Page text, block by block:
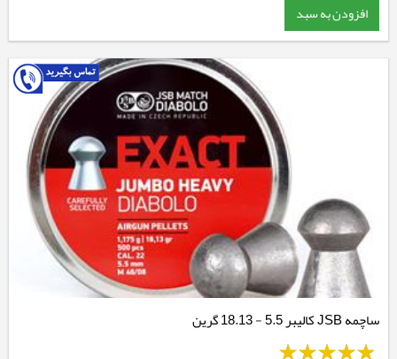
افزودن به سبد
ساچمه JSB کالیبر 5.5 - 18.13 گرین